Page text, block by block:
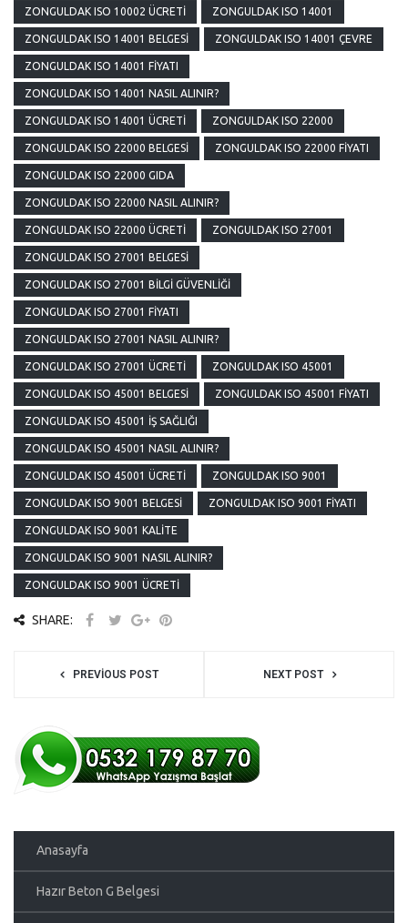
ZONGULDAK ISO 10002 ÜCRETI ZONGULDAK ISO 14001
ZONGULDAK ISO 14001 BELGESI ZONGULDAK ISO 14001 ÇEVRE
ZONGULDAK ISO 14001 FIYATI
ZONGULDAK ISO 14001 NASIL ALINIR?
ZONGULDAK ISO 14001 ÜCRETI ZONGULDAK ISO 22000
ZONGULDAK ISO 22000 BELGESI ZONGULDAK ISO 22000 FIYATI
ZONGULDAK ISO 22000 GIDA
ZONGULDAK ISO 22000 NASIL ALINIR?
ZONGULDAK ISO 22000 ÜCRETI ZONGULDAK ISO 27001
ZONGULDAK ISO 27001 BELGESI
ZONGULDAK ISO 27001 BILGI GÜVENLIĞI
ZONGULDAK ISO 27001 FIYATI
ZONGULDAK ISO 27001 NASIL ALINIR?
ZONGULDAK ISO 27001 ÜCRETI ZONGULDAK ISO 45001
ZONGULDAK ISO 45001 BELGESI ZONGULDAK ISO 45001 FIYATI
ZONGULDAK ISO 45001 İŞ SAĞLIĞI
ZONGULDAK ISO 45001 NASIL ALINIR?
ZONGULDAK ISO 45001 ÜCRETI ZONGULDAK ISO 9001
ZONGULDAK ISO 9001 BELGESI ZONGULDAK ISO 9001 FIYATI
ZONGULDAK ISO 9001 KALITE
ZONGULDAK ISO 9001 NASIL ALINIR?
ZONGULDAK ISO 9001 ÜCRETI
SHARE:
PREVIOUS POST NEXT POST
Anasayfa
Hazır Beton G Belgesi